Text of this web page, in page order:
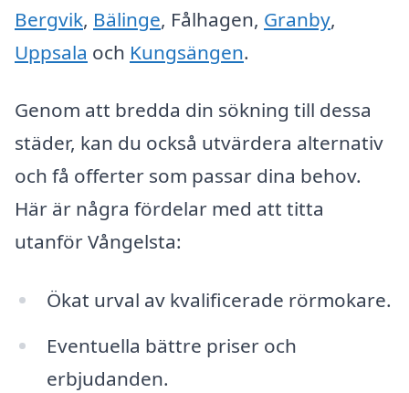
Bergvik, Bälinge, Fålhagen, Granby,
Uppsala och Kungsängen.
Genom att bredda din sökning till dessa
städer, kan du också utvärdera alternativ
och få offerter som passar dina behov.
Här är några fördelar med att titta
utanför Vångelsta:
Ökat urval av kvalificerade rörmokare.
Eventuella bättre priser och
erbjudanden.